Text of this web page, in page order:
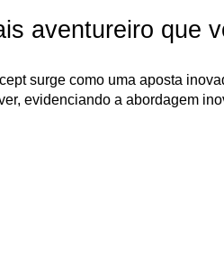
aventureiro que
surge como uma aposta
evidenciando a abordagem